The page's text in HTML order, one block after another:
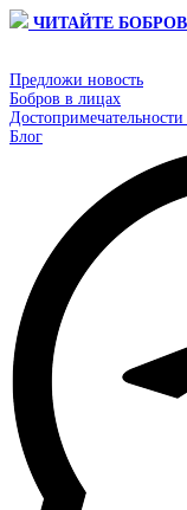
ЧИТАЙТЕ
Предложи новость
Бобров в лицах
Блог